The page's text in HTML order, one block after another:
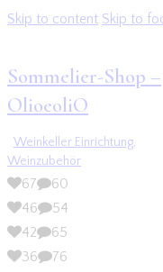
Skip to content Skip to
Sommelier-Shop –
OlioeoliO
Weinkeller Einrichtung,
Weinzubehör
67
60
46
54
42
65
36
76